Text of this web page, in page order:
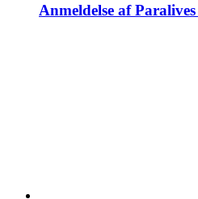
Anmeldelse af Paralives